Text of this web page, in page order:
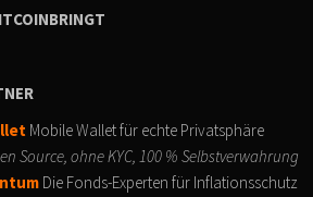
Mobile Wallet für echte Privatsphäre
Source, ohne KYC, 100 % Selbstverwahrung
Die Fonds-Experten für Inflationsschutz